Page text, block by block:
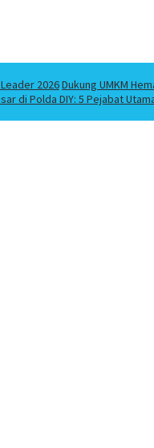
2026Dukung UMKM
di Polda DIY: 5 Pejabat